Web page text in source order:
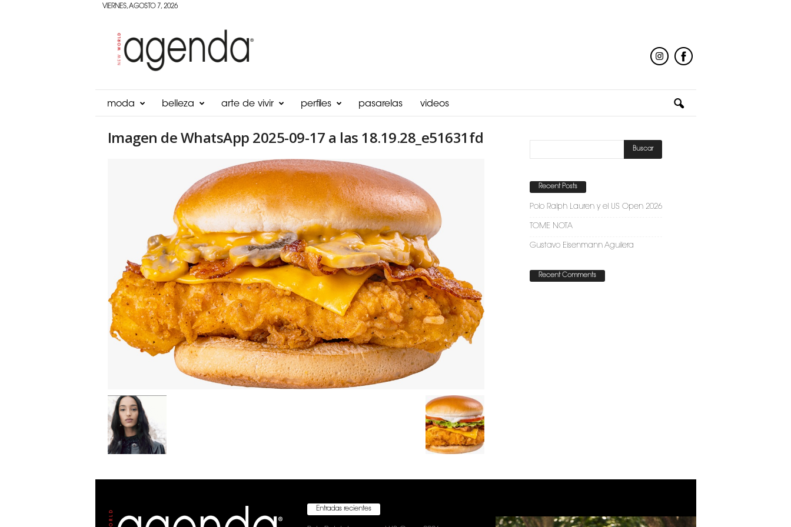
VIERNES, AGOSTO 7, 2026
Panama
moda belleza arte de vivir perfiles pasarelas videos
Imagen de WhatsApp 2025-09-17 a las 18.19.28_e51631fd
Recent Posts
Polo Ralph Lauren y el US Open 2026
TOME NOTA
Gustavo Eisenmann Aguilera
Recent Comments
Entradas recientes